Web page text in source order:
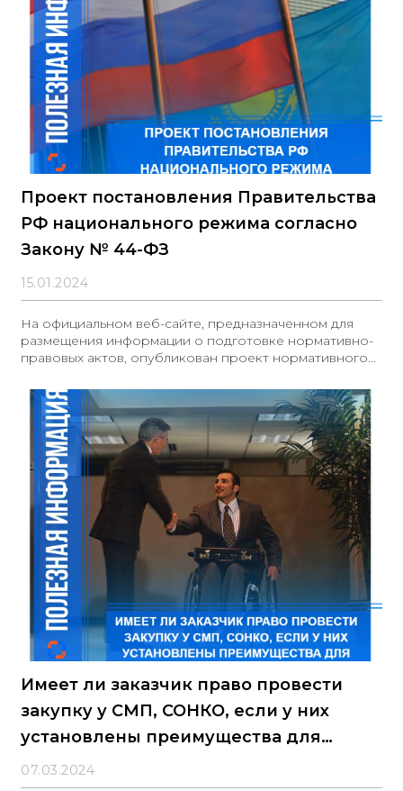
Проект постановления Правительства
РФ национального режима согласно
Закону № 44-ФЗ
15.01.2024
На официальном веб-сайте, предназначенном для
размещения информации о подготовке нормативно-
правовых актов, опубликован проект нормативного
национального режима. Проект включает, в
частности, следующие изменения: - Предлагается
объединить действующие постановления
Правительства Российской Федерации № 102, № 878
и № 617 в рамках одного перечня и одного
постановления
Имеет ли заказчик право провести
закупку у СМП, СОНКО, если у них
установлены преимущества для
организаций инвалидов?
07.03.2024